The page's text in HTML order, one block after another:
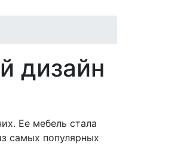
дизайн
Ее мебель стала
самых популярных